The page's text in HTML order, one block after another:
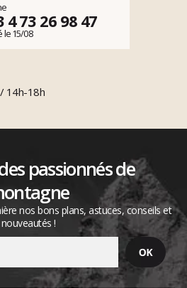
4 73 26 98 47
le 15/08
14h-18h
passionnés de
nos bons plans, astuces, conseils et
nouveautés !